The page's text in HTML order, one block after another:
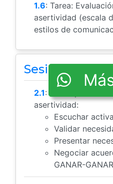
1.6: Tarea:
asertividad (escala
estilos de
Sesión 2
2.1: Pasos para
asertividad:
Escuchar
Validar
Presentar
Negociar
GANAR-